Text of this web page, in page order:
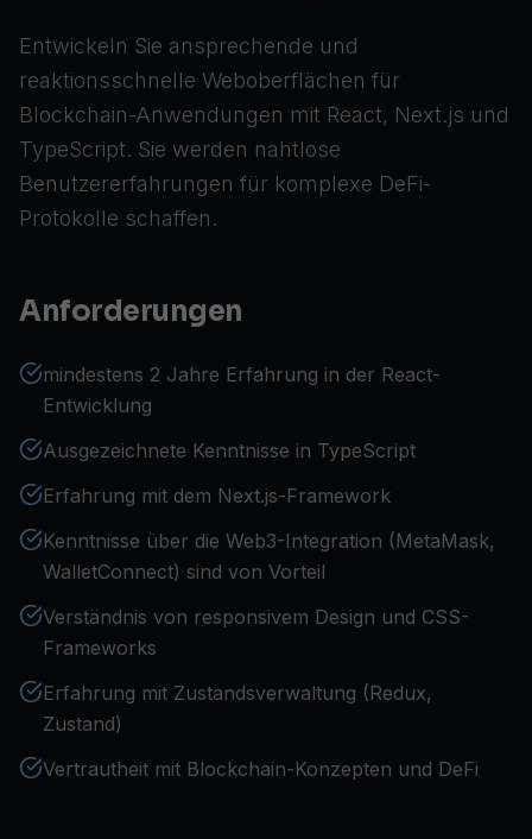
Entwickeln Sie ansprechende und
reaktionsschnelle Weboberflächen für
Blockchain-Anwendungen mit React, Next.js und
TypeScript. Sie werden nahtlose
Benutzererfahrungen für komplexe DeFi-
Protokolle schaffen.
Anforderungen
mindestens 2 Jahre Erfahrung in der React-
Entwicklung
Ausgezeichnete Kenntnisse in TypeScript
Erfahrung mit dem Next.js-Framework
Kenntnisse über die Web3-Integration (MetaMask,
WalletConnect) sind von Vorteil
Verständnis von responsivem Design und CSS-
Frameworks
Erfahrung mit Zustandsverwaltung (Redux,
Zustand)
Vertrautheit mit Blockchain-Konzepten und DeFi